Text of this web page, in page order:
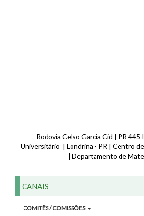
Rodovia Celso Garcia Cid | PR 445
Universitário | Londrina - PR | Centro
| Departamento de
CANAIS
COMITÊS / COMISSÕES